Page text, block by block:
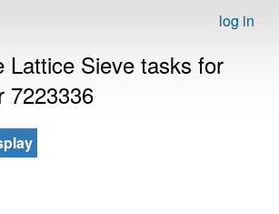
log in
Lattice Sieve tasks for
7223336